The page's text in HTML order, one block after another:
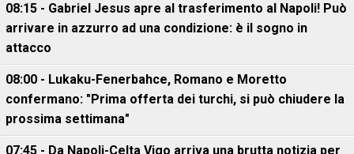
08:15 - Gabriel Jesus apre al trasferimento al Napoli! Può
arrivare in azzurro ad una condizione: è il sogno in
attacco
08:00 - Lukaku-Fenerbahce, Romano e Moretto
confermano: "Prima offerta dei turchi, si può chiudere la
prossima settimana"
07:45 - Da Napoli-Celta Vigo arriva una brutta notizia per